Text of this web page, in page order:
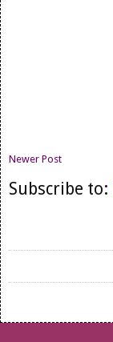
Newer Post
Subscribe to: